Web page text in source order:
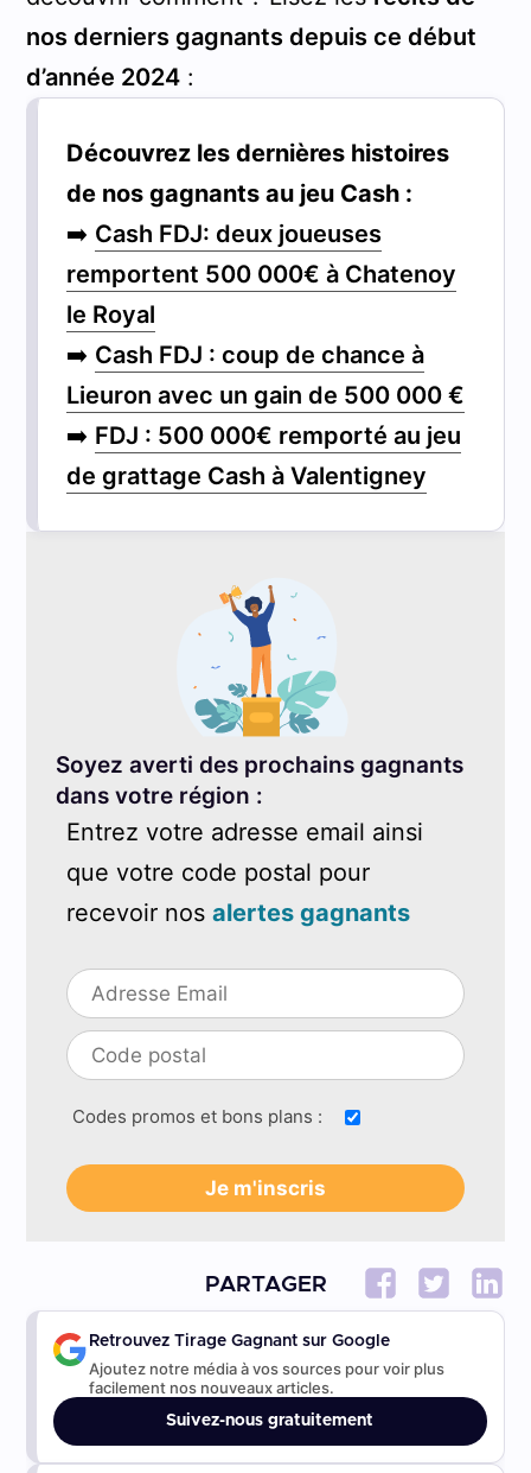
nos derniers gagnants depuis ce début
d’année 2024:
Découvrez les dernières histoires
de nos gagnants au jeu Cash :
➡️ Cash FDJ: deux joueuses
remportent 500 000€ à Chatenoy
le Royal
➡️ Cash FDJ : coup de chance à
Lieuron avec un gain de 500 000 €
➡️ FDJ : 500 000€ remporté au jeu
de grattage Cash à Valentigney
Soyez averti des prochains gagnants
dans votre région :
Entrez votre adresse email ainsi
que votre code postal pour
recevoir nos alertes gagnants
Codes promos et bons plans :
PARTAGER
Retrouvez Tirage Gagnant sur Google
Ajoutez notre média à vos sources pour voir plus
facilement nos nouveaux articles.
Suivez-nous gratuitement